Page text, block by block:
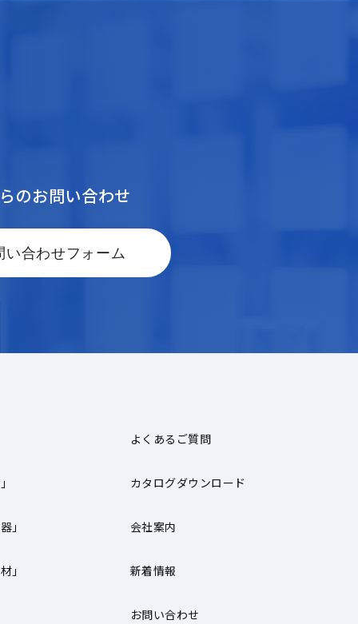
のお問い合わせ
い合わせフォーム
」
」
よくあるご質問
カタログダウンロード
会社案内
新着情報
お問い合わせ